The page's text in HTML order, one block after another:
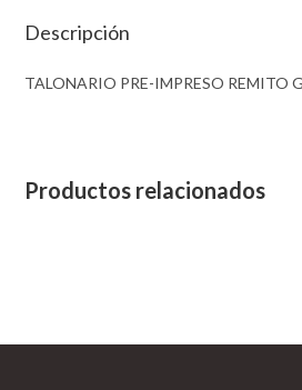
Descripción
TALONARIO PRE-IMPRESO REMITO
Productos relacionados